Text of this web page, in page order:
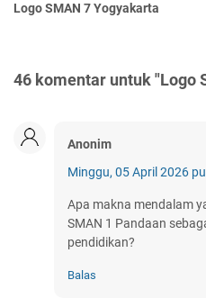
Logo SMAN 7 Yogyakarta
46 komentar untuk "Logo
Anonim
Minggu, 05 April 2026
Apa makna mendalam
SMAN 1 Pandaan
pendidikan?
Balas